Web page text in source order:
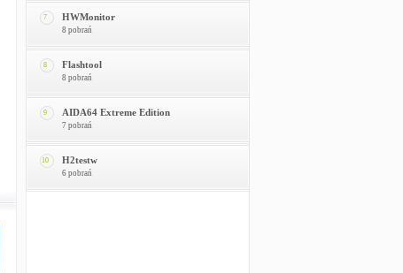
7 HWMonitor
8 pobrań
8 Flashtool
8 pobrań
9 AIDA64 Extreme Edition
7 pobrań
10 H2testw
6 pobrań